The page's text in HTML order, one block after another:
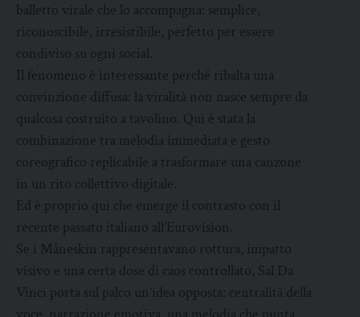
balletto virale che lo accompagna: semplice,
riconoscibile, irresistibile, perfetto per essere
condiviso su ogni social.
Il fenomeno è interessante perché ribalta una
convinzione diffusa: la viralità non nasce sempre da
qualcosa costruito a tavolino. Qui è stata la
combinazione tra melodia immediata e gesto
coreografico replicabile a trasformare una canzone
in un rito collettivo digitale.
Ed è proprio qui che emerge il contrasto con il
recente passato italiano all’Eurovision.
Se i Måneskin rappresentavano rottura, impatto
visivo e una certa dose di caos controllato, Sal Da
Vinci porta sul palco un’idea opposta: centralità della